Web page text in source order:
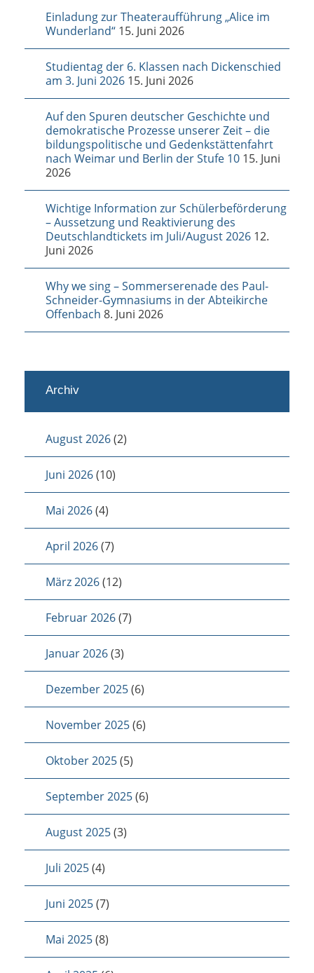
Einladung zur Theateraufführung „Alice im
Wunderland“ 15. Juni 2026
Studientag der 6. Klassen nach Dickenschied
am 3. Juni 2026 15. Juni 2026
Auf den Spuren deutscher Geschichte und
demokratische Prozesse unserer Zeit – die
bildungspolitische und Gedenkstättenfahrt
nach Weimar und Berlin der Stufe 10 15. Juni
2026
Wichtige Information zur Schülerbeförderung
– Aussetzung und Reaktivierung des
Deutschlandtickets im Juli/August 2026 12.
Juni 2026
Why we sing – Sommerserenade des Paul-
Schneider-Gymnasiums in der Abteikirche
Offenbach 8. Juni 2026
Archiv
August 2026(2)
Juni 2026(10)
Mai 2026(4)
April 2026(7)
März 2026(12)
Februar 2026(7)
Januar 2026(3)
Dezember 2025(6)
November 2025(6)
Oktober 2025(5)
September 2025(6)
August 2025(3)
Juli 2025(4)
Juni 2025(7)
Mai 2025(8)